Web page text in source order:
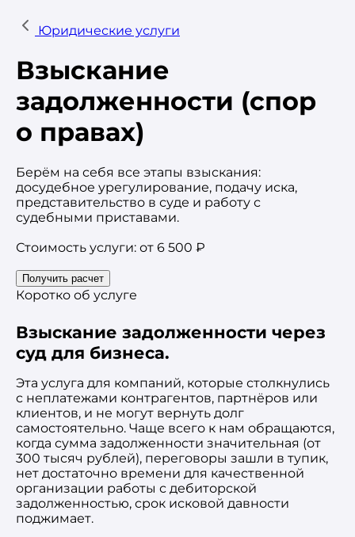
Юридические услуги
Взыскание
задолженности (спор
о правах)
Берём на себя все этапы взыскания:
досудебное урегулирование, подачу иска,
представительство в суде и работу с
судебными приставами.
Стоимость услуги: от 6 500 ₽
Получить расчет
Коротко об услуге
Взыскание задолженности через
суд для бизнеса.
Эта услуга для компаний, которые столкнулись
с неплатежами контрагентов, партнёров или
клиентов, и не могут вернуть долг
самостоятельно. Чаще всего к нам обращаются,
когда сумма задолженности значительная (от
300 тысяч рублей), переговоры зашли в тупик,
нет достаточно времени для качественной
организации работы с дебиторской
задолженностью, срок исковой давности
поджимает.